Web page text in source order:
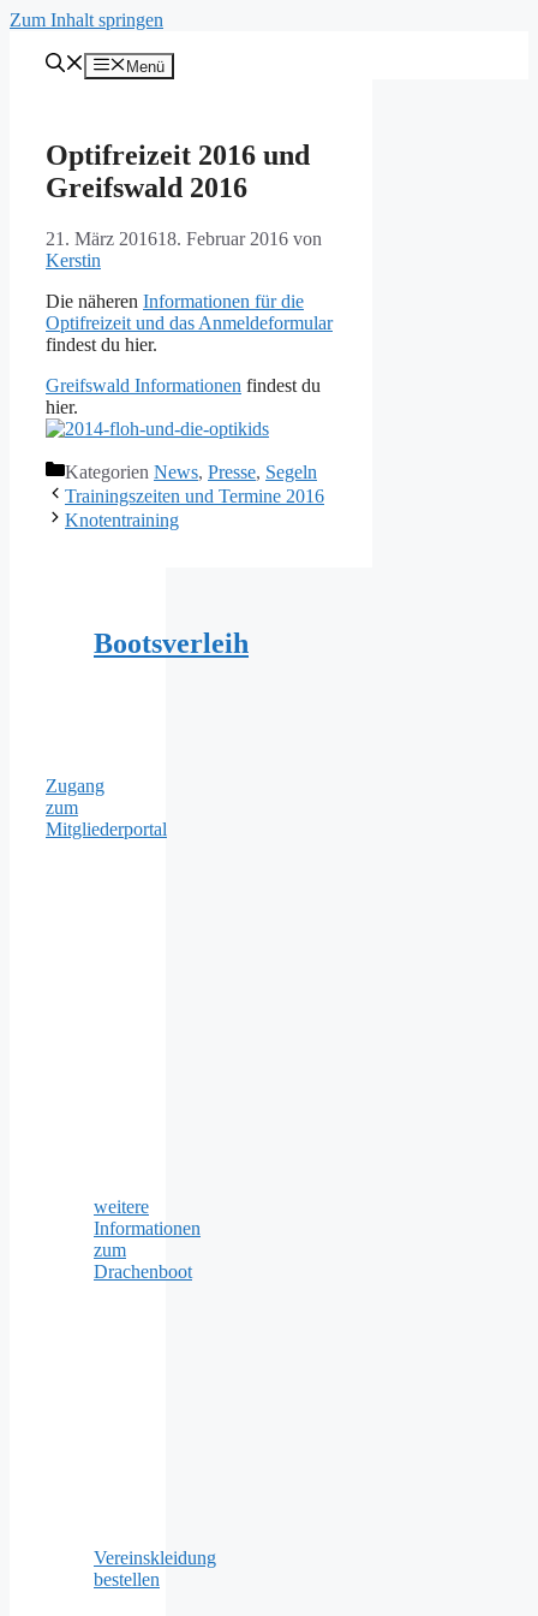
Zum Inhalt springen
Menü
Optifreizeit 2016 und
Greifswald 2016
21. März 201618. Februar 2016 von
Kerstin
Die näheren Informationen für die
Optifreizeit und das Anmeldeformular
findest du hier.
Greifswald Informationen findest du
hier.
Kategorien News, Presse, Segeln
Trainingszeiten und Termine 2016
Knotentraining
Bootsverleih
Zugang
zum
Mitgliederportal
weitere
Informationen
zum
Drachenboot
Vereinskleidung
bestellen